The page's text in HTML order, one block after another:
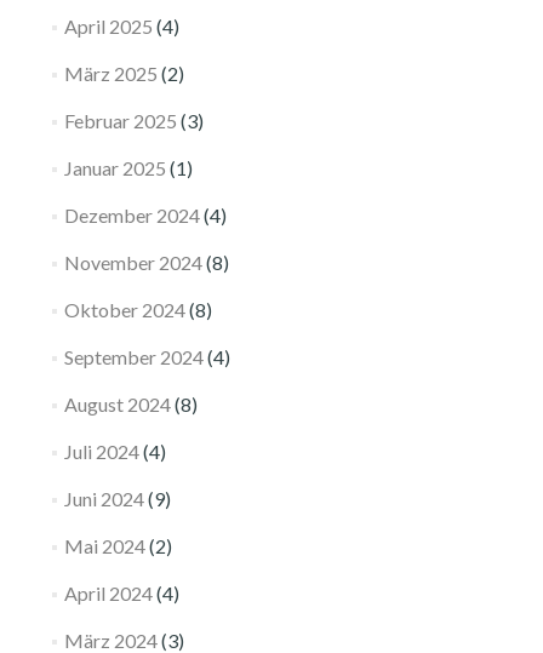
April 2025 (4)
März 2025 (2)
Februar 2025 (3)
Januar 2025 (1)
Dezember 2024(4)
November 2024(8)
Oktober 2024(8)
September 2024(4)
August 2024(8)
Juli 2024(4)
Juni 2024(9)
Mai 2024(2)
April 2024(4)
März 2024(3)